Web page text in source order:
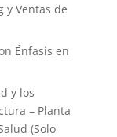
y Ventas de
Énfasis en
y los
– Planta
(Solo